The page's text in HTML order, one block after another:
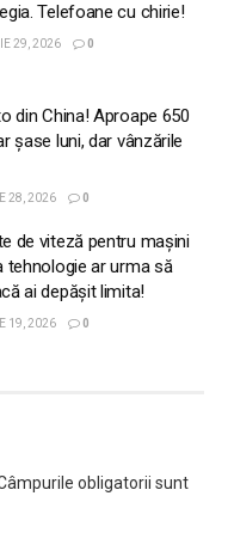
Telefoane cu chirie!
29, 2026 0
din China! Aproape 650
șase luni, dar vânzările
28, 2026 0
de viteză pentru mașini
ar urma să
ai depășit limita!
19, 2026 0
obligatorii sunt